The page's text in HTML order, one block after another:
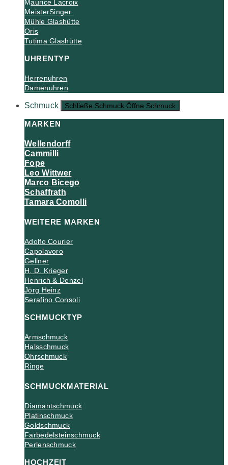
Maurice Lacroix
MeisterSinger
Mühle Glashütte
Oris
Tutima Glashütte
UHRENTYP
Herrenuhren
Damenuhren
Schmuck Schließe Schmuck Öffne Schmuck
MARKEN
Wellendorff
Cammilli
Fope
Leo Wittwer
Marco Bicego
Schaffrath
Tamara Comolli
WEITERE MARKEN
Adolfo Courier
Capolavoro
Gellner
H. D. Krieger
Henrich & Denzel
Jörg Heinz
Serafino Consoli
SCHMUCKTYP
Armschmuck
Halsschmuck
Ohrschmuck
Ringe
SCHMUCKMATERIAL
Diamantschmuck
Platinschmuck
Goldschmuck
Farbedelsteinschmuck
Perlenschmuck
HOCHZEIT